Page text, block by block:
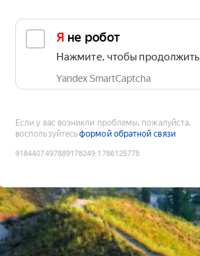
Я не робот
Нажмите, чтобы продолжить
Yandex SmartCaptcha
Если у вас возникли проблемы, пожалуйста,
воспользуйтесьформой обратной связи
9184407497889178249:1786125778